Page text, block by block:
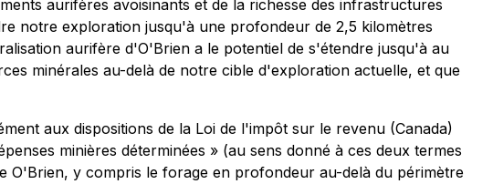
aurifères avoisinants et de la richesse des infrastructures
notre exploration jusqu'à une profondeur de 2,5 kilomètres
aurifère d'O'Brien a le potentiel de s'étendre jusqu'à au
minérales au-delà de notre cible d'exploration actuelle, et que
aux dispositions de la Loi de l'impôt sur le revenu (Canada)
minières déterminées » (au sens donné à ces deux termes
O'Brien, y compris le forage en profondeur au-delà du périmètre